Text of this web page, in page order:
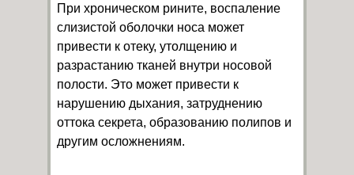
При хроническом рините, воспаление
слизистой оболочки носа может
привести к отеку, утолщению и
разрастанию тканей внутри носовой
полости. Это может привести к
нарушению дыхания, затруднению
оттока секрета, образованию полипов и
другим осложнениям.